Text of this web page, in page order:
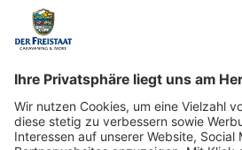
Newsletter: Jetzt auf
shop.derfreistaat.de
einen 5€ Gutschein für
Shop erhalten!*